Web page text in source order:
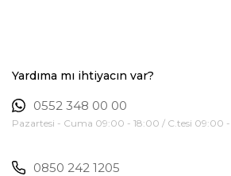
Yardıma mı ihtiyacın var?
0552 348 00 00
Pazartesi - Cuma 09:00 - 18:00 / C.tesi 09:00 -
0850 242 1205